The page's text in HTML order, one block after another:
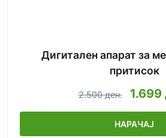
Дигитален апарат за
притисок
2.500 ден. 1.699
НАРАЧАЈ